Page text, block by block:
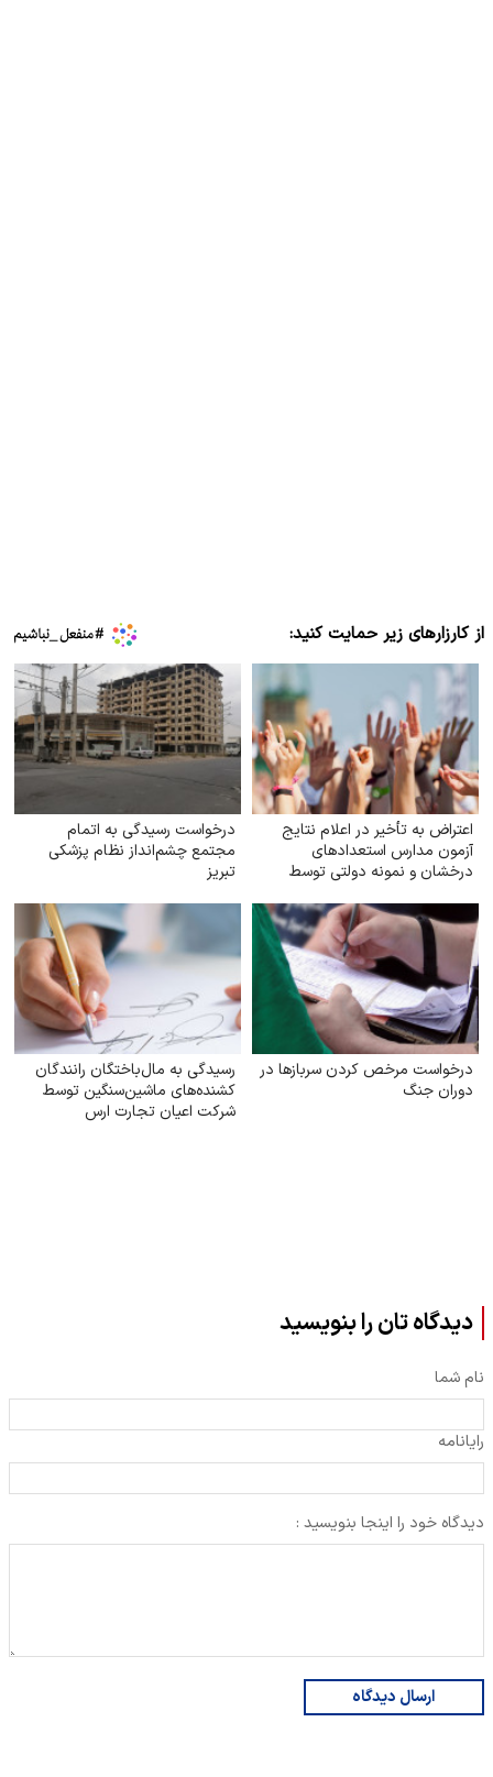
از کارزارهای زیر حمایت کنید:
اعتراض به تأخیر در اعلام نتایج
آزمون مدارس استعدادهای
درخشان و نمونه دولتی توسط
درخواست رسیدگی به اتمام
مجتمع چشم‌انداز نظام پزشکی
تبریز
درخواست مرخص کردن سربازها در
دوران جنگ
رسیدگی به مال‌باختگان رانندگان
کشنده‌های ماشین‌سنگین توسط
شرکت اعیان تجارت ارس
دیدگاه تان را بنویسید
نام شما
رایانامه
دیدگاه خود را اینجا بنویسید :
ارسال دیدگاه